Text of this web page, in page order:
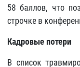
58 баллов, что
строчке в
Кадровые потери
В список